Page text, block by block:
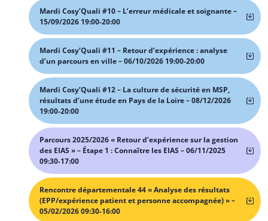
Mardi Cosy’Quali #10 – L’erreur médicale et soignante –
15/09/2026 19:00-20:00
Mardi Cosy’Quali #11 – Retour d’expérience : analyse
d’un parcours en ville – 06/10/2026 19:00-20:00
Mardi Cosy’Quali #12 – La culture de sécurité en MSP,
résultats d’une étude en Pays de la Loire – 08/12/2026
19:00-20:00
Parcours 2025/2026 « Retour d’expérience sur la gestion
des EIAS » – Étape 1 : Connaître les EIAS – 06/11/2025
09:30-17:00
Rencontre départementale 44 « Analyse des résultats
(EPP/expérience patient et personne accompagnée) » –
05/02/2026 09:30-16:00